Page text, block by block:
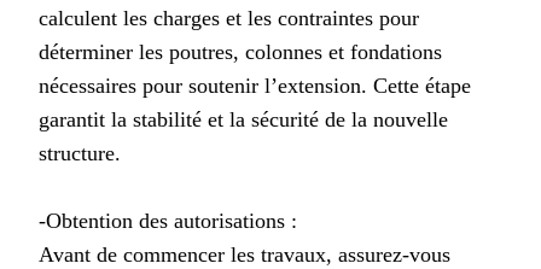
calculent les charges et les contraintes pour
déterminer les poutres, colonnes et fondations
nécessaires pour soutenir l’extension. Cette étape
garantit la stabilité et la sécurité de la nouvelle
structure.
-Obtention des autorisations :
Avant de commencer les travaux, assurez-vous